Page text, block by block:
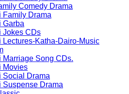
Comedy Drama
Family Drama
Garba
Jokes CDs
Lectures-Katha-Dairo-Music
Marriage Song CDs.
Movies
Social Drama
Suspense Drama